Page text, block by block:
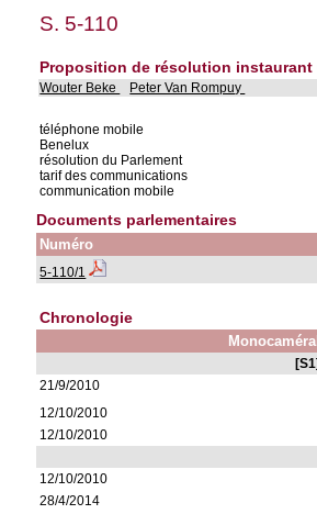
S. 5-110
Proposition de résolution
Wouter Beke Peter Van Rompuy
téléphone mobile
Benelux
résolution du Parlement
tarif des communications
communication mobile
Documents parlementaires
Numéro
5-110/1
Chronologie
21/9/2010
12/10/2010
12/10/2010
12/10/2010
28/4/2014